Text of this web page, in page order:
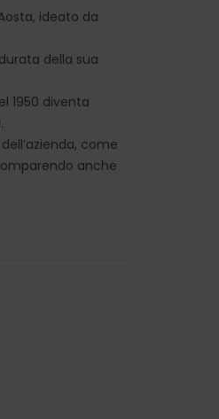
ideato da
della sua
1950 diventa
come
anche